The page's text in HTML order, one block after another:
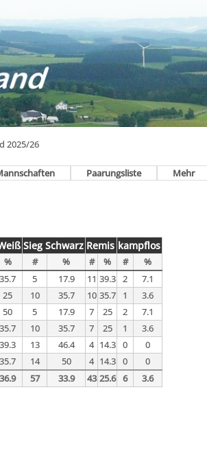
2025/26
Paarungsliste Mehr
Sieg Schwarz Remis kampflos
% # % # % #
%
35.7 5 17.9 11 39.3 2
7.1
25 10 35.7 10 35.7 1
3.6
50 5 17.9 7 25 2
7.1
35.7 10 35.7 7 25 1
3.6
39.3 13 46.4 4 14.3 0
0
35.7 14 50 4 14.3 0
0
36.9 57 33.9 43 25.6 6 3.6